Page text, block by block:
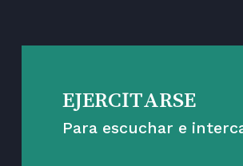
EJERCITARSE
Para escuchar e